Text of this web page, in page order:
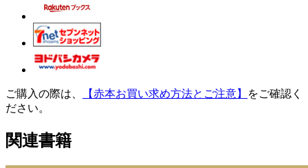
ご購入の際は、 【赤本お買い求め方法とご注意】
をご確認く
ださい。
関連書籍